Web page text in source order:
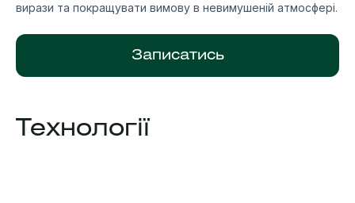
вирази та покращувати вимову в невимушеній атмосфері.
Записатись
Технології